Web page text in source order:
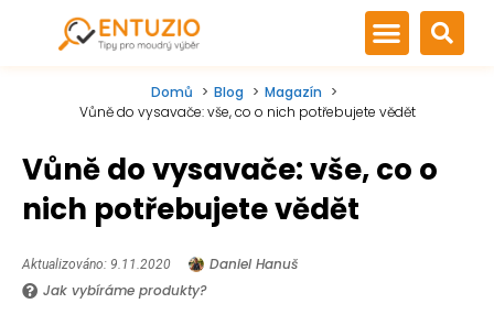
Domů Blog
Magazín
Vůně do vysavače: vše, co o nich potřebujete vědět
Vůně do vysavače: vše, co o
nich potřebujete vědět
Aktualizováno: 9.11.2020
Daniel Hanuš
Jak vybíráme produkty?